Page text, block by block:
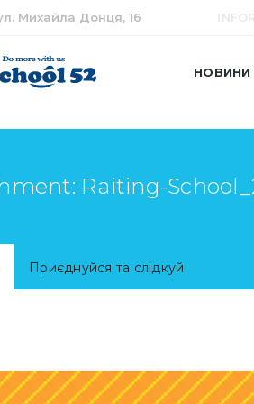
Михайла Донця, 16
НОВИНИ
Raiting-
Приєднуйся та слідкуй